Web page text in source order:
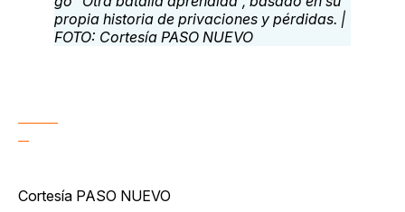
Cortesía PASO NUEVO